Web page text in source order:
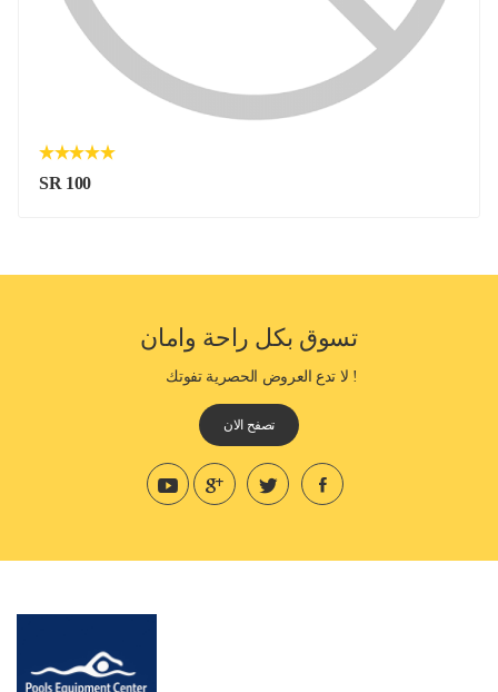
SR 100
تسوق بكل راحة وامان
! لا تدع العروض الحصرية تفوتك
تصفح الان